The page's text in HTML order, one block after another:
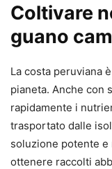
Coltivare
guano
La costa peruviana
pianeta. Anche con
rapidamente i
trasportato dalle
soluzione potente
ottenere raccolti